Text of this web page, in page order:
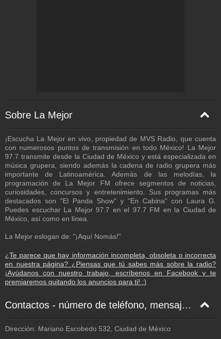
Guadalajara - 48 Kbps
Hermosillo - 48 Kbps
Huajuapan - 128 Kbps
Iguala - 128 Kbps
Ixtlán - 112 Kbps
Las Vegas - 32 Kbps
León - 48 Kbps
Los Cabos - 128 Kbps
Los Mochis - 128 Kbps
Mazatlán - 128 Kbps
Mérida - 48 Kbps
Mexicali - 48 Kbps
Monterrey - 48 Kbps
Nogales - 48 Kbps
Sobre La Mejor
¡Escucha La Mejor en vivo, propiedad de MVS Radio, que cuenta
con numerosos puntos de transmisión en todo México! La Mejor
97.7 transmite desde la Ciudad de México y está especializada en
música grupera, siendo además la cadena de radio grupera más
importante de Latinoamérica. Además de las melodías, la
programación de La Mejor FM ofrece segmentos de noticias,
curiosidades, concursos y entretenimiento. Sus programas más
destacados son "El Panda Show" y "En Cabina" con Laura G.
Puedes escuchar La Mejor 97.7 en el 97.7 FM en la Ciudad de
México, así como en línea.
La Mejor eslogan de: "¡Aquí Nomás!"
¿Te parece que hay información incompleta, obsoleta o incorrecta
en nuestra página? ¿Piensas que tú sabes más sobre la radio?
¡Ayúdanos con nuestro trabajo, escríbenos en Facebook y te
premiaremos quitando los anuncios para ti! :)
Contactos - número de teléfono, mensaje de texto, correo electrónico, Facebook
Dirección: Mariano Escobedo 532, Ciudad de México